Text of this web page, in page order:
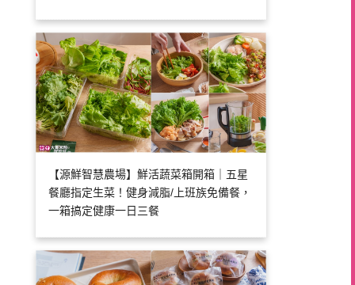
【源鮮智慧農場】鮮活蔬菜箱開箱｜五星
餐廳指定生菜！健身減脂/上班族免備餐，
一箱搞定健康一日三餐